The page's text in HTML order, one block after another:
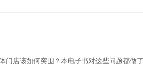
门店该如何突围？本电子书对这些问题都做了